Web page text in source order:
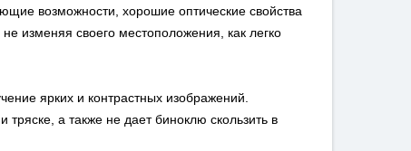
возможности, хорошие оптические свойства
изменяя своего местоположения, как легко
ярких и контрастных изображений.
а также не дает биноклю скользить в